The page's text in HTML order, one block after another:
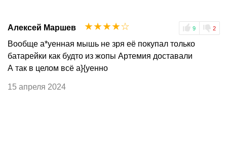
Алексей Маршев 9 2
☆
☆
☆
☆
☆
Вообще а*уенная мышь не зря её покупал только
батарейки как будто из жопы Артемия доставали
А так в целом всё а}{уенно
15 апреля 2024